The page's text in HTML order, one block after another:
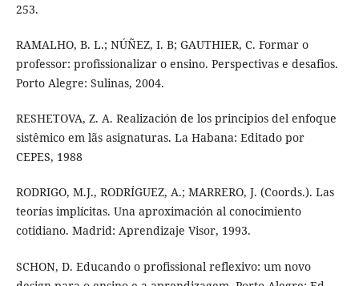
253.
RAMALHO, B. L.; NÚÑEZ, I. B; GAUTHIER, C. Formar o
professor: profissionalizar o ensino. Perspectivas e desafios.
Porto Alegre: Sulinas, 2004.
RESHETOVA, Z. A. Realización de los principios del enfoque
sistêmico em lãs asignaturas. La Habana: Editado por
CEPES, 1988
RODRIGO, M.J., RODRÍGUEZ, A.; MARRERO, J. (Coords.). Las
teorías implícitas. Una aproximación al conocimiento
cotidiano. Madrid: Aprendizaje Visor, 1993.
SCHON, D. Educando o profissional reflexivo: um novo